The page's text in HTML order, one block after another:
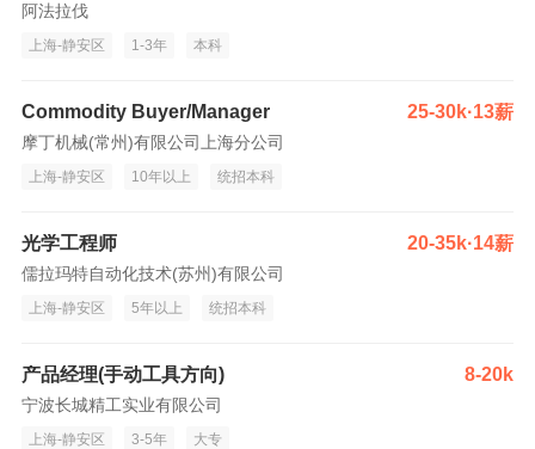
阿法拉伐
上海-静安区 1-3年 本科
Commodity Buyer/Manager 25-30k·13薪
摩丁机械(常州)有限公司上海分公司
上海-静安区 10年以上 统招本科
光学工程师 20-35k·14薪
儒拉玛特自动化技术(苏州)有限公司
上海-静安区 5年以上 统招本科
产品经理(手动工具方向) 8-20k
宁波长城精工实业有限公司
上海-静安区 3-5年 大专